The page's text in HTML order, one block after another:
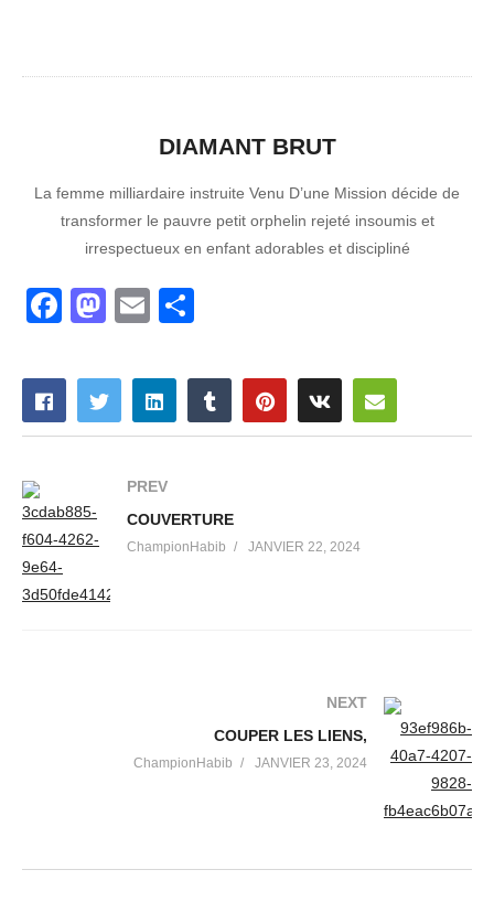
DIAMANT BRUT
La femme milliardaire instruite Venu D’une Mission décide de
transformer le pauvre petit orphelin rejeté insoumis et
irrespectueux en enfant adorables et discipliné
Facebook
Mastodon
Email
PREV
COUVERTURE
ChampionHabib JANVIER 22, 2024
NEXT
COUPER LES LIENS,
ChampionHabib JANVIER 23, 2024